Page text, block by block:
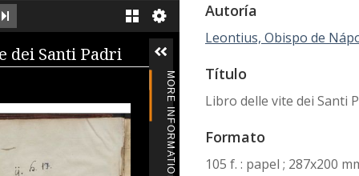
IMAGE GALLERY
dei Santi Padri
MORE INFORMATION
Autoría
Leontius, Obispo de
Título
Libro delle vite dei Santi
Formato
105 f. : papel ; 287x200